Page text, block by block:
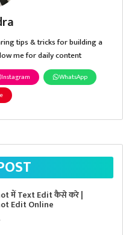
tips & tricks for building a
me for daily content
Instagram
WhatsApp
में Text Edit कैसे करे |
Edit Online